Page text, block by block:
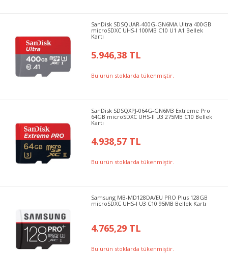
SanDisk SDSQUAR-400G-GN6MA Ultra 400GB
microSDXC UHS-I 100MB C10 U1 A1 Bellek
Kartı
5.946,38 TL
Bu ürün stoklarda tükenmiştir.
SanDisk SDSQXPJ-064G-GN6M3 Extreme Pro
64GB microSDXC UHS-II U3 275MB C10 Bellek
Kartı
4.938,57 TL
Bu ürün stoklarda tükenmiştir.
Samsung MB-MD128DA/EU PRO Plus 128GB
microSDXC UHS-I U3 C10 95MB Bellek Kartı
4.765,29 TL
Bu ürün stoklarda tükenmiştir.